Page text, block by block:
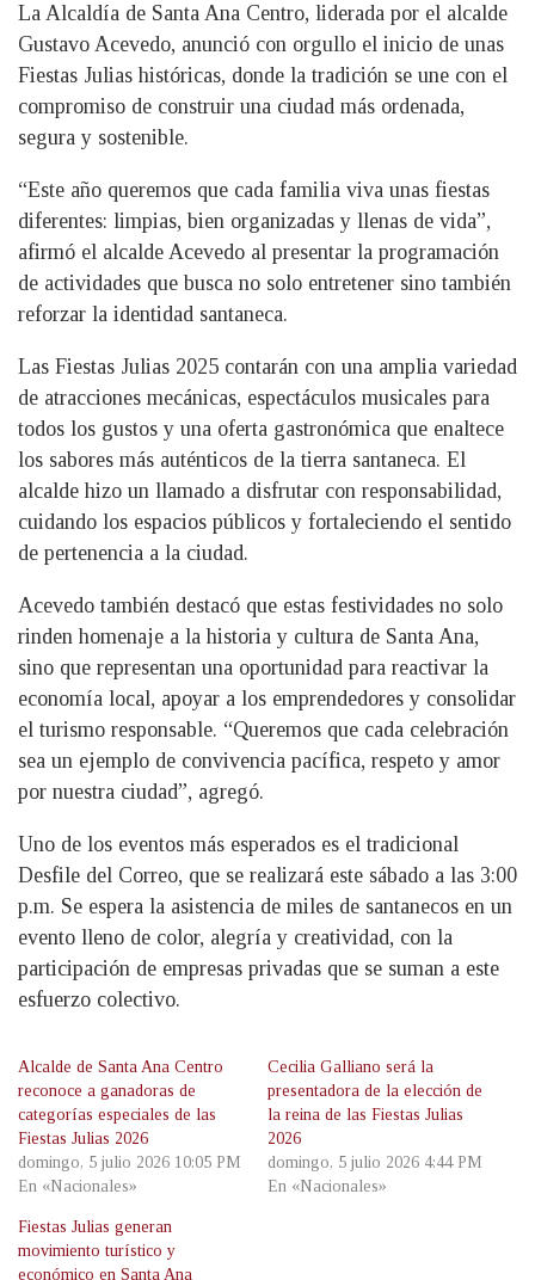
La Alcaldía de Santa Ana Centro, liderada por el alcalde
Gustavo Acevedo, anunció con orgullo el inicio de unas
Fiestas Julias históricas, donde la tradición se une con el
compromiso de construir una ciudad más ordenada,
segura y sostenible.
“Este año queremos que cada familia viva unas fiestas
diferentes: limpias, bien organizadas y llenas de vida”,
afirmó el alcalde Acevedo al presentar la programación
de actividades que busca no solo entretener sino también
reforzar la identidad santaneca.
Las Fiestas Julias 2025 contarán con una amplia variedad
de atracciones mecánicas, espectáculos musicales para
todos los gustos y una oferta gastronómica que enaltece
los sabores más auténticos de la tierra santaneca. El
alcalde hizo un llamado a disfrutar con responsabilidad,
cuidando los espacios públicos y fortaleciendo el sentido
de pertenencia a la ciudad.
Acevedo también destacó que estas festividades no solo
rinden homenaje a la historia y cultura de Santa Ana,
sino que representan una oportunidad para reactivar la
economía local, apoyar a los emprendedores y consolidar
el turismo responsable. “Queremos que cada celebración
sea un ejemplo de convivencia pacífica, respeto y amor
por nuestra ciudad”, agregó.
Uno de los eventos más esperados es el tradicional
Desfile del Correo, que se realizará este sábado a las 3:00
p.m. Se espera la asistencia de miles de santanecos en un
evento lleno de color, alegría y creatividad, con la
participación de empresas privadas que se suman a este
esfuerzo colectivo.
Alcalde de Santa Ana Centro
reconoce a ganadoras de
categorías especiales de las
Fiestas Julias 2026
domingo, 5 julio 2026 10:05 PM
En «Nacionales»
Cecilia Galliano será la
presentadora de la elección de
la reina de las Fiestas Julias
2026
domingo, 5 julio 2026 4:44 PM
En «Nacionales»
Fiestas Julias generan
movimiento turístico y
económico en Santa Ana